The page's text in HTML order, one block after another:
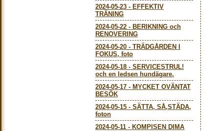
2024-05-23 - EFFEKTIV
TRÄNING
2024-05-22 - BERIKNING och
RENOVERING
2024-05-20 - TRÄDGÅRDEN I
FOKUS, foto
2024-05-18 - SERVICESTRUL!
och en ledsen hundägare.
2024-05-17 - MYCKET OVÄNTAT
BESÖK
2024-05-15 - SÄTTA, SÅ,STÄDA,
foton
2024-05-11 - KOMPISEN DIMA